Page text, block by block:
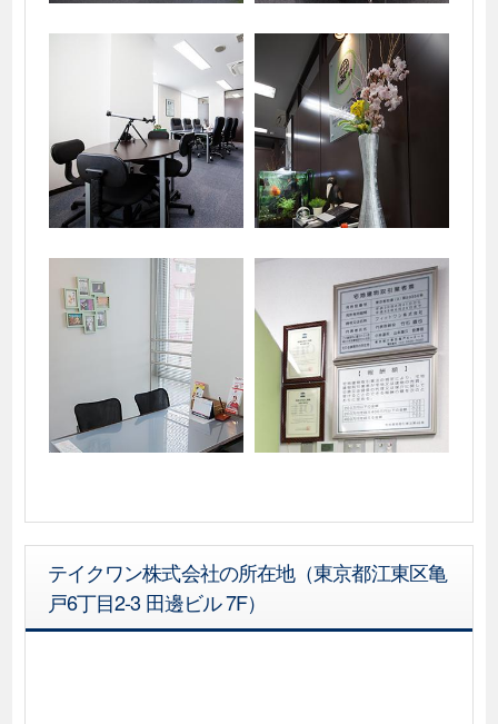
テイクワン株式会社の所在地（東京都江東区亀
戸6丁目2-3 田邊ビル 7F）